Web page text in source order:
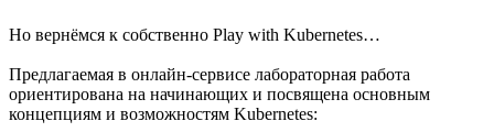
Но вернёмся к собственно Play with Kubernetes…
Предлагаемая в онлайн-сервисе лабораторная работа
ориентирована на начинающих и посвящена основным
концепциям и возможностям Kubernetes: